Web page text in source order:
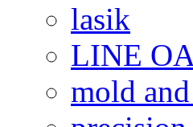
lasik
LINE
mold